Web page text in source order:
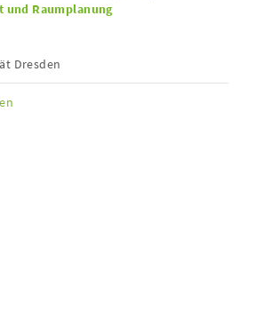
und Raumplanung
Dresden